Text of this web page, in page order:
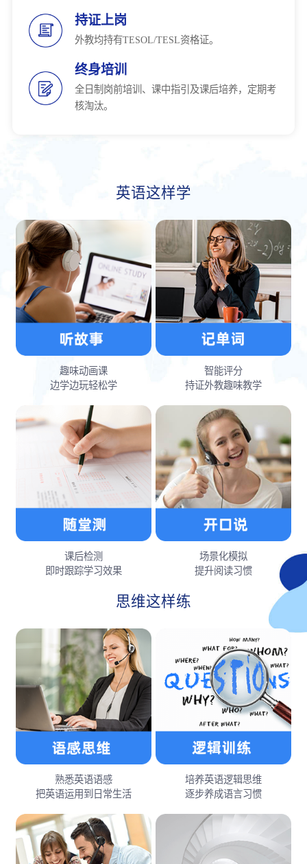
持证上岗
外教均持有TESOL/TESL资格证。
终身培训
全日制岗前培训、课中指引及课后培养，定期考
核淘汰。
英语这样学
趣味动画课
边学边玩轻松学
智能评分
持证外教趣味教学
课后检测
即时跟踪学习效果
场景化模拟
提升阅读习惯
思维这样练
熟悉英语语感
把英语运用到日常生活
培养英语逻辑思维
逐步养成语言习惯